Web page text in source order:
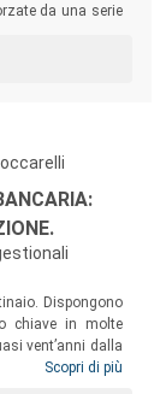
da una serie
Dispongono
chiave in molte
vent’anni dalla
è ancora molto
Scopri di più